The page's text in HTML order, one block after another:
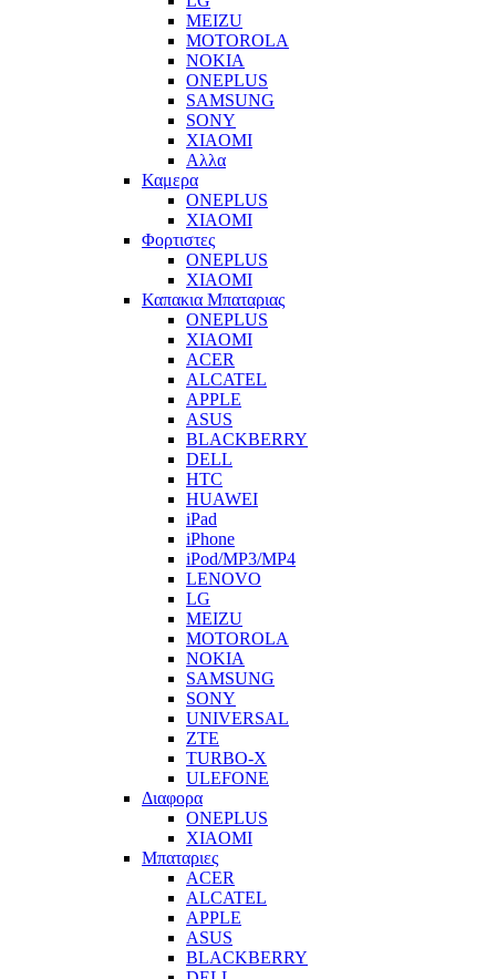
MEIZU
MOTOROLA
NOKIA
ONEPLUS
SAMSUNG
SONY
XIAOMI
Αλλα
Καμερα
ONEPLUS
XIAOMI
Φορτιστες
ONEPLUS
XIAOMI
Καπακια Μπαταριας
ONEPLUS
XIAOMI
ACER
ALCATEL
APPLE
ASUS
BLACKBERRY
DELL
HTC
HUAWEI
iPad
iPhone
iPod/MP3/MP4
LENOVO
LG
MEIZU
MOTOROLA
NOKIA
SAMSUNG
SONY
UNIVERSAL
ZTE
TURBO-X
ULEFONE
Διαφορα
ONEPLUS
XIAOMI
Μπαταριες
ACER
ALCATEL
APPLE
ASUS
BLACKBERRY